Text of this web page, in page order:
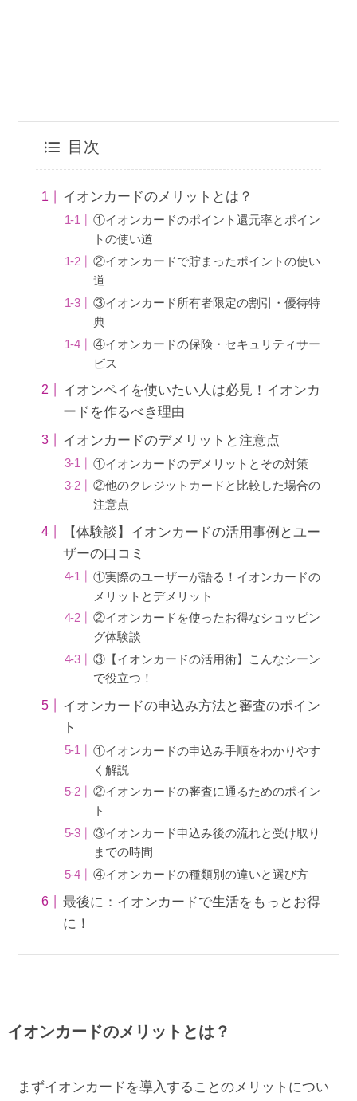
目次
イオンカードのメリットとは？
①イオンカードのポイント還元率とポイン
トの使い道
②イオンカードで貯まったポイントの使い
道
③イオンカード所有者限定の割引・優待特
典
④イオンカードの保険・セキュリティサー
ビス
イオンペイを使いたい人は必見！イオンカ
ードを作るべき理由
イオンカードのデメリットと注意点
①イオンカードのデメリットとその対策
②他のクレジットカードと比較した場合の
注意点
【体験談】イオンカードの活用事例とユー
ザーの口コミ
①実際のユーザーが語る！イオンカードの
メリットとデメリット
②イオンカードを使ったお得なショッピン
グ体験談
③【イオンカードの活用術】こんなシーン
で役立つ！
イオンカードの申込み方法と審査のポイン
ト
①イオンカードの申込み手順をわかりやす
く解説
②イオンカードの審査に通るためのポイン
ト
③イオンカード申込み後の流れと受け取り
までの時間
④イオンカードの種類別の違いと選び方
最後に：イオンカードで生活をもっとお得
に！
イオンカードのメリットとは？
まずイオンカードを導入することのメリットについ